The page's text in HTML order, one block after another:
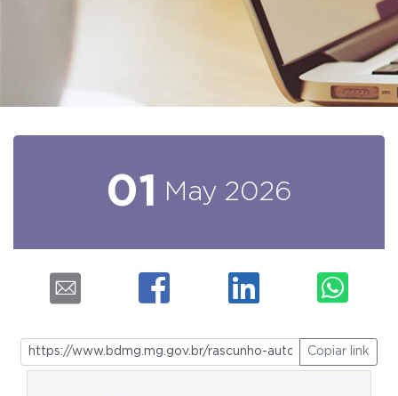
01 May 2026
Copiar link